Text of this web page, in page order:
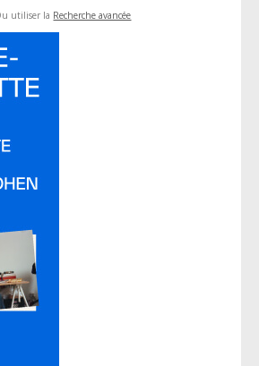
utiliser la Recherche avancée